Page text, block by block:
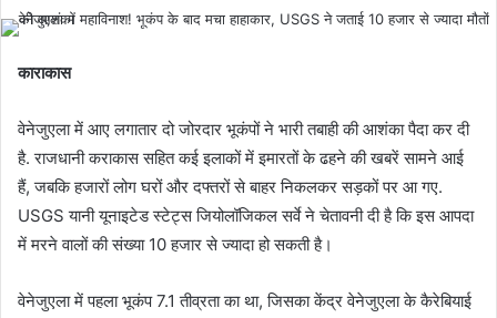
काराकास
वेनेजुएला में आए लगातार दो जोरदार भूकंपों ने भारी तबाही की आशंका पैदा कर दी
है. राजधानी कराकास सहित कई इलाकों में इमारतों के ढहने की खबरें सामने आई
हैं, जबकि हजारों लोग घरों और दफ्तरों से बाहर निकलकर सड़कों पर आ गए.
USGS यानी यूनाइटेड स्टेट्स जियोलॉजिकल सर्वे ने चेतावनी दी है कि इस आपदा
में मरने वालों की संख्या 10 हजार से ज्यादा हो सकती है।
वेनेजुएला में पहला भूकंप 7.1 तीव्रता का था, जिसका केंद्र वेनेजुएला के कैरेबियाई